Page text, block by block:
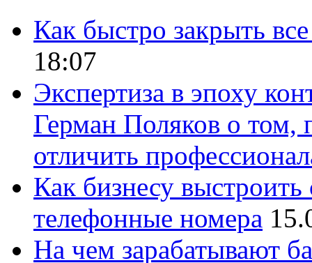
Как быстро закрыть
18:07
Экспертиза в эпоху
Герман Поляков о том,
отличить
Как бизнесу
телефонные номера
На чем зарабатывают